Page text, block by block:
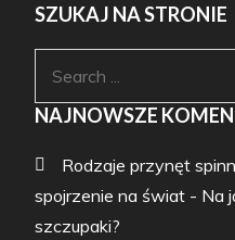
SZUKAJ NA STRONIE
NAJNOWSZE
Rodzaje przynęt
spojrzenie na świat - Na
szczupaki?